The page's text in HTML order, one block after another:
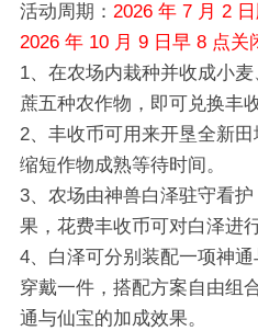
活动周期： 2026 年 7 月 2
2026 年 10 月 9 日早 8 点关
1、在农场内栽种并收成小
蔗五种农作物，即可兑换丰收
2、丰收币可用来开垦全新田
缩短作物成熟等待时间。
3、农场由神兽白泽驻守看
果，花费丰收币可对白泽进
4、白泽可分别装配一项神
穿戴一件，搭配方案自由组
通与仙宝的加成效果。